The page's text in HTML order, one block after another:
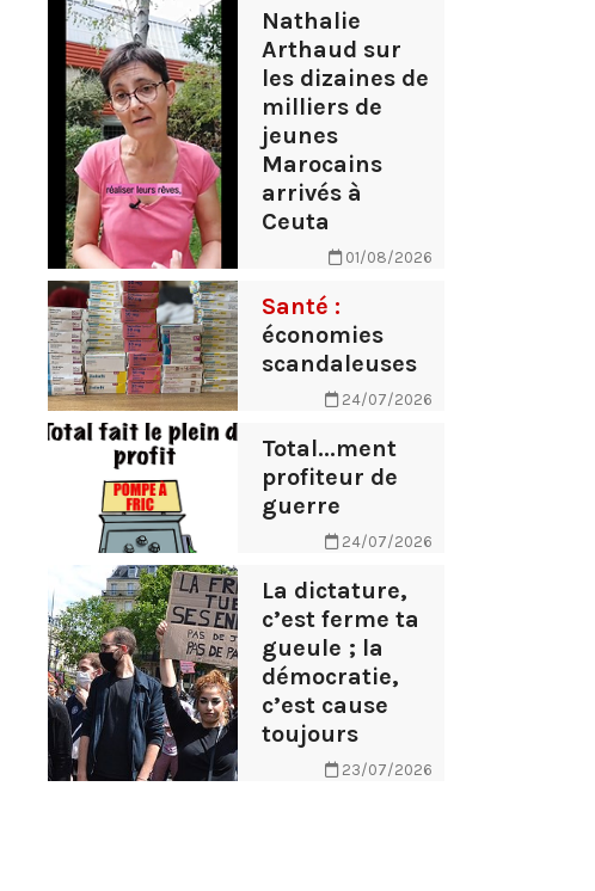
Nathalie
Arthaud sur
les dizaines de
milliers de
jeunes
Marocains
arrivés à
Ceuta
01/08/2026
Santé :
économies
scandaleuses
24/07/2026
Total...ment
profiteur de
guerre
24/07/2026
La dictature,
c’est ferme ta
gueule ; la
démocratie,
c’est cause
toujours
23/07/2026